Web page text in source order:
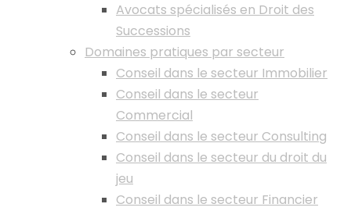
Avocats spécialisés en Droit des
Successions
Domaines pratiques par secteur
Conseil dans le secteur Immobilier
Conseil dans le secteur
Commercial
Conseil dans le secteur Consulting
Conseil dans le secteur du droit du
jeu
Conseil dans le secteur Financier